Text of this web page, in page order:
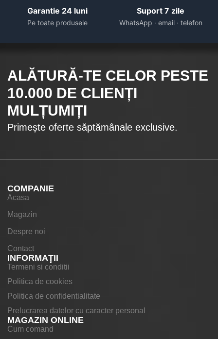
Garantie 24 luni
Pe toate produsele
Suport 7 zile
WhatsApp · email · telefon
ALĂTURĂ-TE CELOR PESTE
10.000 DE CLIENȚI
MULȚUMIȚI
Primește oferte săptămânale exclusive.
COMPANIE
Acasa
Magazin
Despre noi
Contact
INFORMAŢII
Termeni si conditii
Politica de cookies
Politica de confidentialitate
Prelucrarea datelor cu caracter personal
MAGAZIN ONLINE
Cum comand